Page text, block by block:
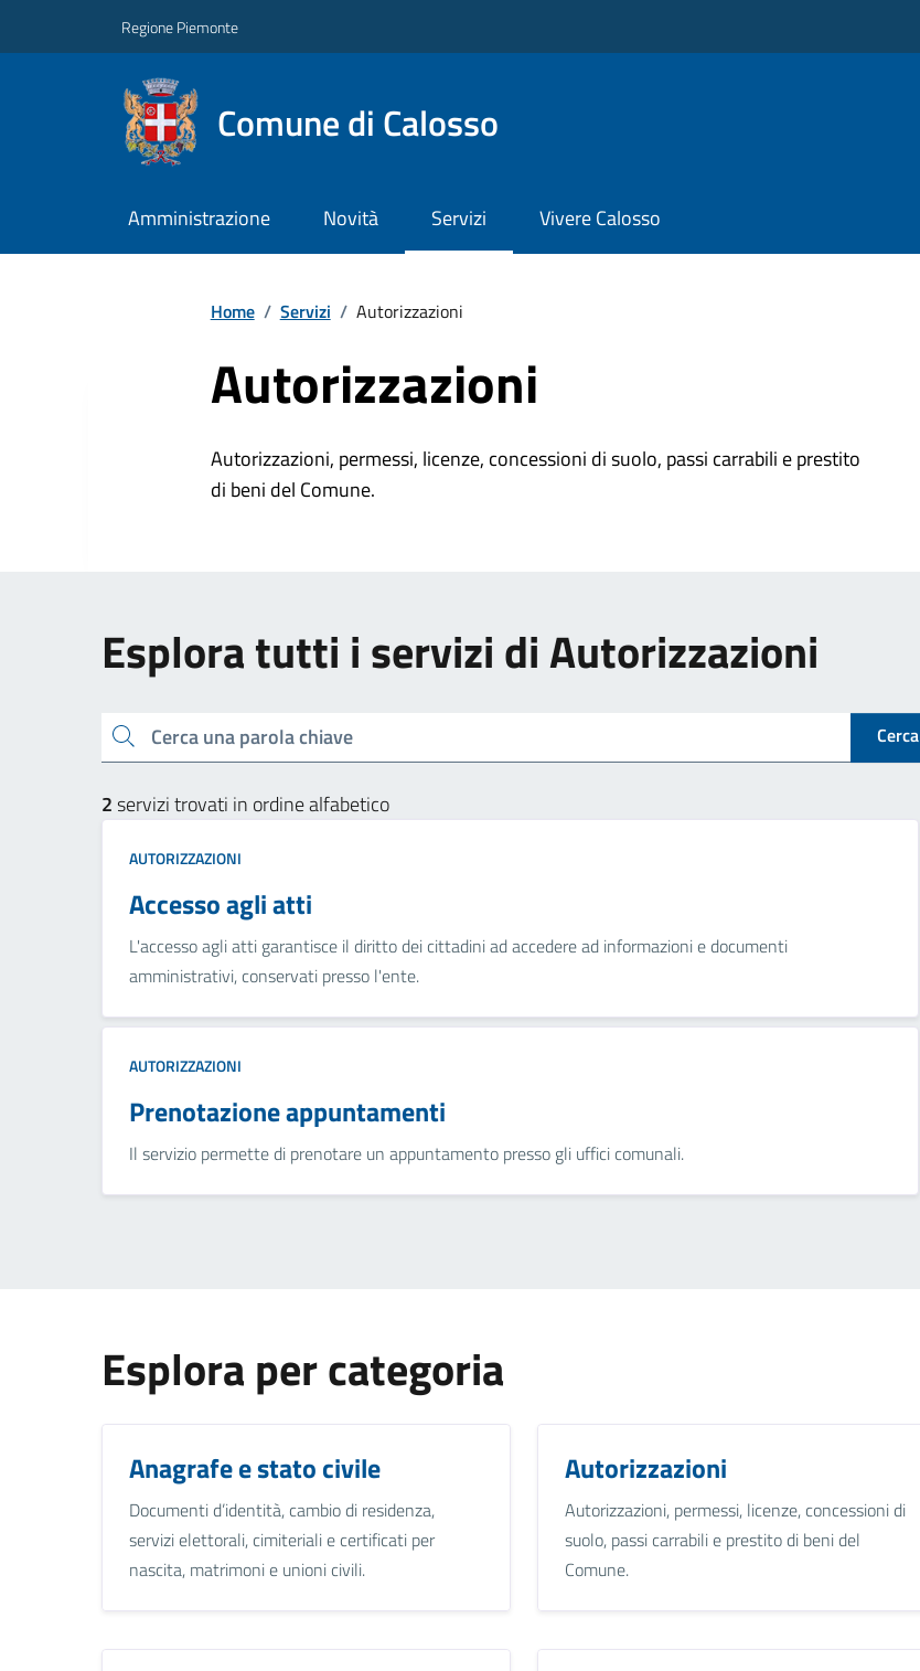
Regione Piemonte
Comune di Calosso
Amministrazione Novità Servizi Vivere Calosso
Home / Servizi / Autorizzazioni
Autorizzazioni
Autorizzazioni, permessi, licenze, concessioni di suolo, passi carrabili e prestito
di beni del Comune.
Esplora tutti i servizi di Autorizzazioni
Cerca una parola chiave Cerca
2servizi trovati in ordine alfabetico
AUTORIZZAZIONI
Accesso agli atti
L'accesso agli atti garantisce il diritto dei cittadini ad accedere ad informazioni e documenti
amministrativi, conservati presso l'ente.
AUTORIZZAZIONI
Prenotazione appuntamenti
Il servizio permette di prenotare un appuntamento presso gli uffici comunali.
Esplora per categoria
Anagrafe e stato civile
Documenti d’identità, cambio di residenza,
servizi elettorali, cimiteriali e certificati per
nascita, matrimoni e unioni civili.
Autorizzazioni
Autorizzazioni, permessi, licenze, concessioni di
suolo, passi carrabili e prestito di beni del
Comune.